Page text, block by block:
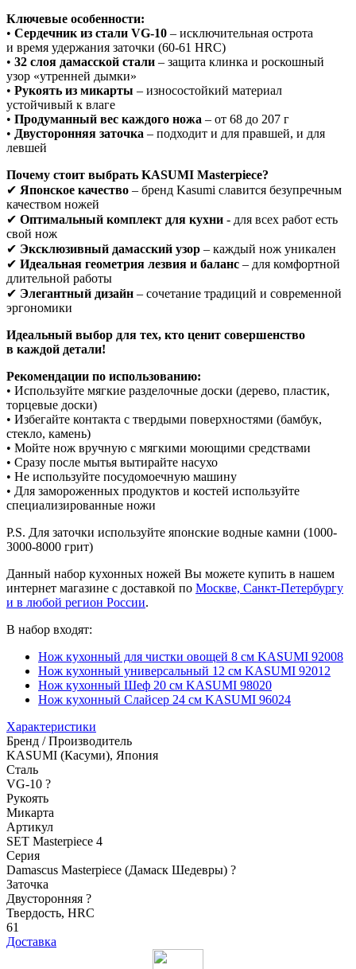
Ключевые особенности:
• Сердечник из стали VG-10 – исключительная острота
и время удержания заточки (60-61 HRC)
• 32 слоя дамасской стали – защита клинка и роскошный
узор «утренней дымки»
• Рукоять из микарты – износостойкий материал
устойчивый к влаге
• Продуманный вес каждого ножа – от 68 до 207 г
• Двусторонняя заточка – подходит и для правшей, и для
левшей
Почему стоит выбрать KASUMI Masterpiece?
✔ Японское качество – бренд Kasumi славится безупречным
качеством ножей
✔ Оптимальный комплект для кухни - для всех работ есть
свой нож
✔ Эксклюзивный дамасский узор – каждый нож уникален
✔ Идеальная геометрия лезвия и баланс – для комфортной
длительной работы
✔ Элегантный дизайн – сочетание традиций и современной
эргономики
Идеальный выбор для тех, кто ценит совершенство
в каждой детали!
Рекомендации по использованию:
• Используйте мягкие разделочные доски (дерево, пластик,
торцевые доски)
• Избегайте контакта с твердыми поверхностями (бамбук,
стекло, камень)
• Мойте нож вручную с мягкими моющими средствами
• Сразу после мытья вытирайте насухо
• Не используйте посудомоечную машину
• Для замороженных продуктов и костей используйте
специализированные ножи
P.S. Для заточки используйте японские водные камни (1000-
3000-8000 грит)
Данный набор кухонных ножей Вы можете купить в нашем
интернет магазине с доставкой по Москве, Санкт-Петербургу
и в любой регион России.
В набор входят:
Нож кухонный для чистки овощей 8 см KASUMI 92008
Нож кухонный универсальный 12 см KASUMI 92012
Нож кухонный Шеф 20 см KASUMI 98020
Нож кухонный Слайсер 24 см KASUMI 96024
Характеристики
Бренд / Производитель
KASUMI (Касуми), Япония
Сталь
VG-10 ?
Рукоять
Микарта
Артикул
SET Masterpiece 4
Серия
Damascus Masterpiece (Дамаск Шедевры) ?
Заточка
Двусторонняя ?
Твердость, HRC
61
Доставка